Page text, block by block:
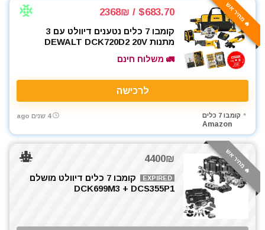
🔥 מחיר אש $683.70 / 2368₪
קומבו 7 כלים נטענים דיוולט עם 3
מתנות DEWALT DCK720D2 20V
🚛 משלוח חינם
לרכישה
קומבו 7 כלים
Amazon
4 שנים ago
🔥 מחיר אש 4400₪
EXPIRED
קומבו 7 כלים דיוולט מושלם
DCK699M3 + DCS355P1